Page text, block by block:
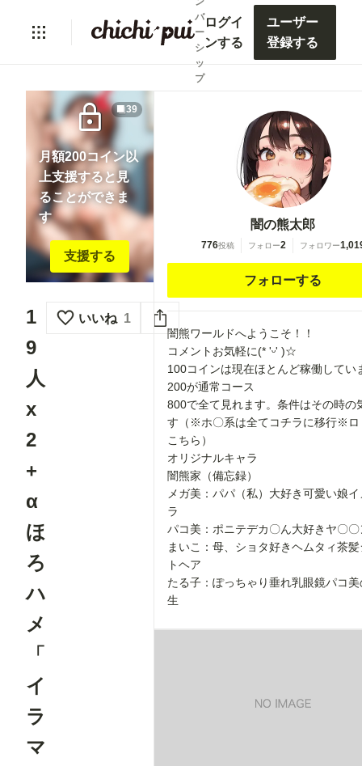
バ
ー
シ
ッ
プ
ログイ
ンする
ユーザー
登録する
lock
月額200コイン以
上支援すると見
ることができま
す
支援する
39
1
9
人
x
2
+
α
ほ
ろ
ハ
メ
「
イ
ラ
マ
いいね 1
闇の熊太郎
776投稿 フォロー2 フォロワー
フォローする
闇熊ワールドへようこそ！！
コメントお気軽に(* 'ᵕ' )☆
100コインは現在ほとんど稼働してい
200が通常コース
800で全て見れます。条件はその時の
す（※ホ〇系は全てコチラに移行※ロ
こちら）
オリジナルキャラ
闇熊家（備忘録）
メガ美：パパ（私）大好き可愛い娘
ラ
パコ美：ポニテデカ〇ん大好きヤ〇〇
まいこ：母、ショタ好きヘムタィ茶
トヘア
たる子：ぽっちゃり垂れ乳眼鏡パコ
生